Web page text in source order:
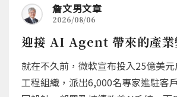
詹文男文章
2026/08/06
迎接 AI Agent 帶來的產業
就在不久前，微軟宣布投入25億美
工程組織，派出6,000名專家進駐客